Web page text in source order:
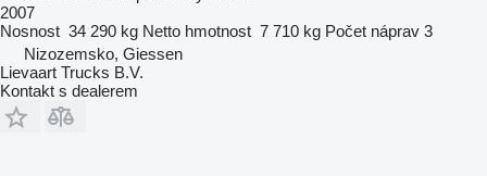
2007
Nosnost 34 290 kg Netto hmotnost 7 710 kg Počet náprav 3
Nizozemsko, Giessen
Lievaart Trucks B.V.
Kontakt s dealerem